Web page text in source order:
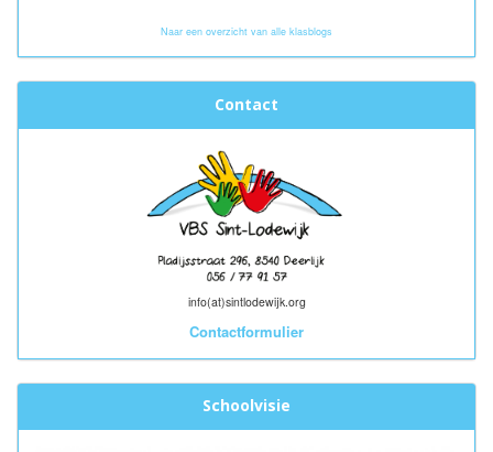
Naar een overzicht van alle klasblogs
Contact
info(at)sintlodewijk.org
Contactformulier
Schoolvisie